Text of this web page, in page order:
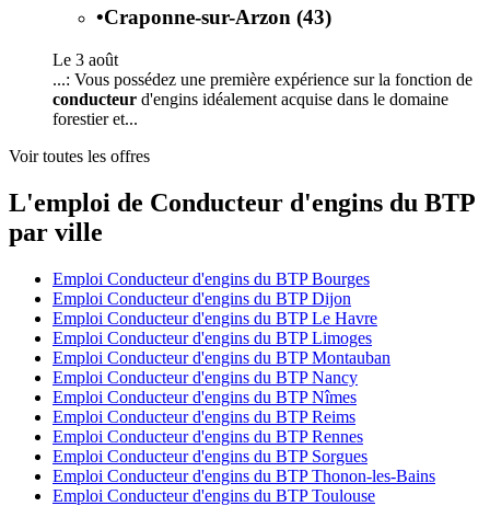
•Craponne-sur-Arzon (43)
Le 3 août
...: Vous possédez une première expérience sur la fonction de
conducteur d'engins idéalement acquise dans le domaine
forestier et...
Voir toutes les offres
L'emploi de Conducteur d'engins du BTP
par ville
Emploi Conducteur d'engins du BTP Bourges
Emploi Conducteur d'engins du BTP Dijon
Emploi Conducteur d'engins du BTP Le Havre
Emploi Conducteur d'engins du BTP Limoges
Emploi Conducteur d'engins du BTP Montauban
Emploi Conducteur d'engins du BTP Nancy
Emploi Conducteur d'engins du BTP Nîmes
Emploi Conducteur d'engins du BTP Reims
Emploi Conducteur d'engins du BTP Rennes
Emploi Conducteur d'engins du BTP Sorgues
Emploi Conducteur d'engins du BTP Thonon-les-Bains
Emploi Conducteur d'engins du BTP Toulouse